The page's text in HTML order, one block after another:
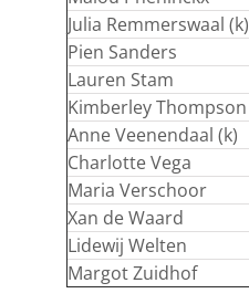
Julia Remmerswaal (k)
Pien Sanders
Lauren Stam
Kimberley Thompson
Anne Veenendaal (k)
Charlotte Vega
Maria Verschoor
Xan de Waard
Lidewij Welten
Margot Zuidhof